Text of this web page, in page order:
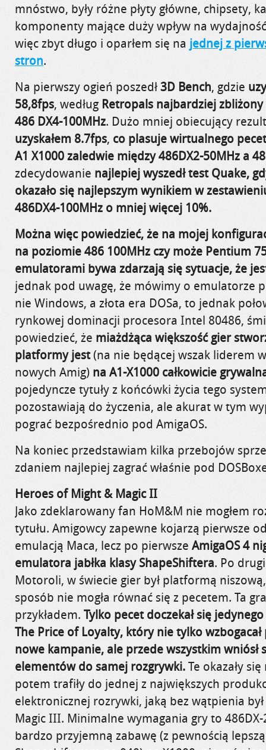
mnóstwo, były różne płyty główne, chipsety,
komponenty mające duży wpływ na
więc zbyt długo i oparłem się na jednej z
stron.
Na pierwszy ogień poszedł3D Bench, gdzie
58,8fps, według Retropals najbardziej
486 DX4-100MHz. Dużo mniej obiecujący
uzyskałem 8.7fps, co plasuje wirtualnego
A1 X1000 zaledwie między 486DX2-50MHz a
zdecydowanie najlepiej wyszedł test Quake,
okazało się najlepszym wynikiem w
486DX4-100MHz o mniej więcej 10%.
Można więc powiedzieć, że na mojej
na poziomie 486 100MHz czy może Pentium
emulatorami bywa zdarzają się sytuacje, że
jednak pod uwagę, że mówimy o emulatorze
nie Windows, a złota era DOSa, to jednak
rynkowej dominacji procesora Intel 80486,
powiedzieć, że miażdżąca większość gier
platformy jest(na nie będącej wszak liderem
nowych Amig) na A1-X1000 całkowicie
pojedyncze tytuły z końcówki życia tego
pozostawiają do życzenia, ale akurat w tym
pograć bezpośrednio pod AmigaOS.
Na koniec przedstawiam kilka przebojów
zdaniem najlepiej zagrać właśnie pod
Heroes of Might & Magic II
Jako zdeklarowany fan HoM&M nie mogłem
tytułu. Amigowcy zapewne kojarzą pierwsze
emulacją Maca, lecz po pierwsze AmigaOS 4
emulatora jabłka klasy ShapeShiftera. Po
Motoroli, w świecie gier był platformą
sposób nie mogła równać się z pecetem. Ta
przykładem. Tylko pecet doczekał się
The Price of Loyalty, który nie tylko
nowe kampanie, ale przede wszystkim wniósł
elementów do samej rozgrywki.Te okazały
potem trafiły do jednej z największych
elektronicznej rozrywki, jaką bez wątpienia
Magic III. Minimalne wymagania gry to
bardzo przyjemną zabawę (z pewnością